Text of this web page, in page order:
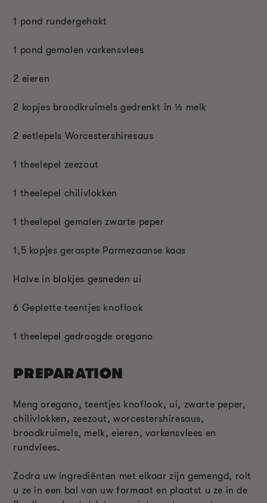
1 pond rundergehakt
1 pond gemalen varkensvlees
2 eieren
2 kopjes broodkruimels gedrenkt in ⅓ melk
2 eetlepels Worcestershiresaus
1 theelepel zeezout
1 theelepel chilivlokken
1 theelepel gemalen zwarte peper
1,5 kopjes geraspte Parmezaanse kaas
Halve in blokjes gesneden ui
6 Geplette teentjes knoflook
1 theelepel gedroogde oregano
PREPARATION
Meng oregano, teentjes knoflook, ui, zwarte peper,
chilivlokken, zeezout, worcestershiresaus,
broodkruimels, melk, eieren, varkensvlees en
rundvlees.
Zodra uw ingrediënten met elkaar zijn gemengd, rolt
u ze in een bal van uw formaat en plaatst u ze in de